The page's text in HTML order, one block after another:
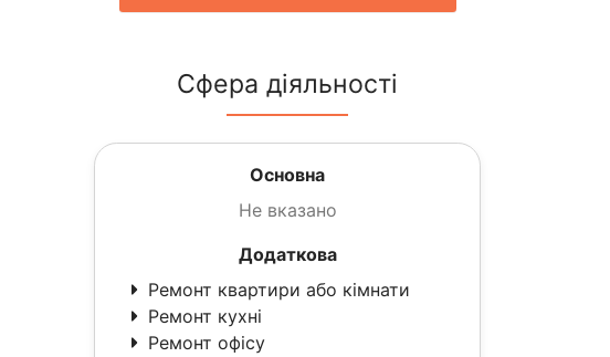
Сфера діяльності
Основна
Не вказано
Додаткова
Ремонт квартири або кімнати
Ремонт кухні
Ремонт офісу